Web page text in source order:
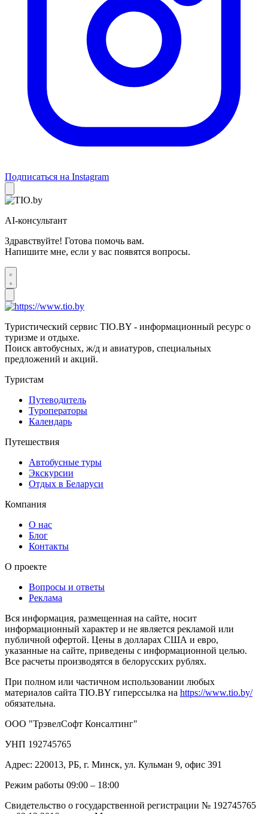
Подписаться на Instagram
AI-консультант
Здравствуйте! Готова помочь вам.
Напишите мне, если у вас появятся вопросы.
Туристический сервис TIO.BY - информационный ресурс о
туризме и отдыхе.
Поиск автобусных, ж/д и авиатуров, специальных
предложений и акций.
Туристам
Путеводитель
Туроператоры
Календарь
Путешествия
Автобусные туры
Экскурсии
Отдых в Беларуси
Компания
О нас
Блог
Контакты
О проекте
Вопросы и ответы
Реклама
Вся информация, размещенная на сайте, носит
информационный характер и не является рекламой или
публичной офертой. Цены в долларах США и евро,
указанные на сайте, приведены с информационной целью.
Все расчеты производятся в белорусских рублях.
При полном или частичном использовании любых
материалов сайта TIO.BY гиперссылка на https://www.tio.by/
обязательна.
ООО "ТрэвелСофт Консалтинг"
УНП 192745765
Адрес: 220013, РБ, г. Минск, ул. Кульман 9, офис 391
Режим работы 09:00 – 18:00
Свидетельство о государственной регистрации № 192745765